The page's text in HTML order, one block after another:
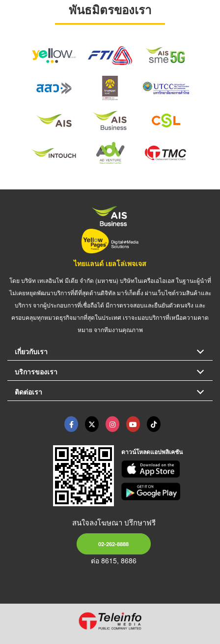
พันธมิตรของเรา
ไทยแลนด์ เยลโล่เพจเจส
โดย บริษัท เทเลอินโฟ มีเดีย จำกัด (มหาชน) บริษัทในเครือเอไอเอส ในฐานะผู้นำที่
ไม่เคยหยุดพัฒนาบริการที่ดีที่สุดด้านดิจิทัล มาร์เก็ตติ้ง ผ่านเว็บไซต์รวมสินค้าและ
บริการ จากผู้ประกอบการที่เชื่อถือได้ มีการตรวจสอบและยืนยันตัวตนจริง และ
ครอบคลุมทุกหมวดธุรกิจมากที่สุดในประเทศ เราจะมอบบริการที่เหนือความคาด
หมาย จากทีมงานคุณภาพ
เกี่ยวกับเรา
บริการของเรา
ติดต่อเรา
ดาวน์โหลดแอปพลิเคชัน
สนใจลงโฆษณา ปรึกษาฟรี
02-262-8888
ต่อ 8615, 8686